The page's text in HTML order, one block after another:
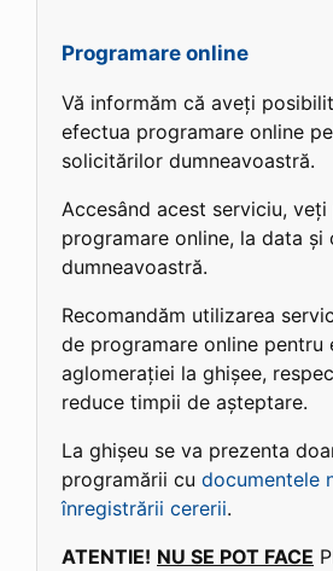
Programare online
Vă informăm că aveți
efectua programare online
solicitărilor dumneavoastră.
Accesând acest serviciu,
programare online, la data și
dumneavoastră.
Recomandăm utilizarea
de programare online pentru
aglomerației la ghișee,
reduce timpii de așteptare.
La ghișeu se va prezenta
programării cu documentele
înregistrării cererii.
ATENTIE! NU SE POT FACE